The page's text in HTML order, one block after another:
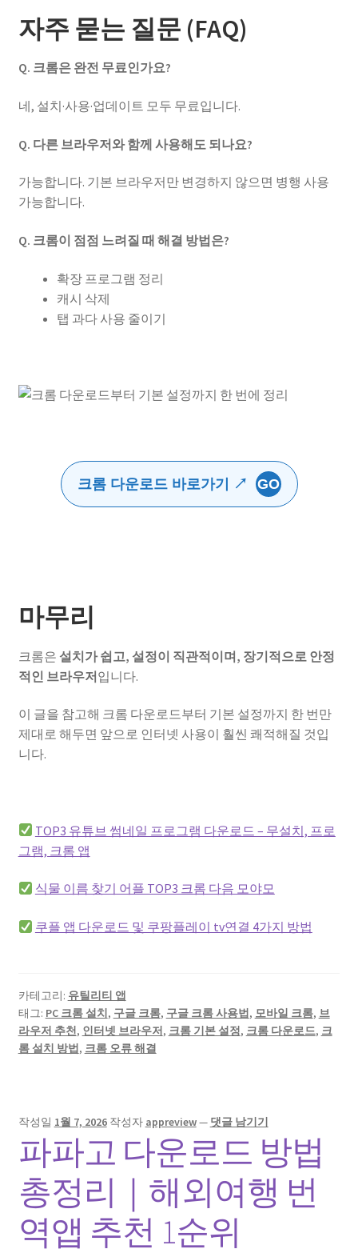
자주 묻는 질문 (FAQ)
Q. 크롬은 완전 무료인가요?
네, 설치·사용·업데이트 모두 무료입니다.
Q. 다른 브라우저와 함께 사용해도 되나요?
가능합니다. 기본 브라우저만 변경하지 않으면 병행 사용
가능합니다.
Q. 크롬이 점점 느려질 때 해결 방법은?
확장 프로그램 정리
캐시 삭제
탭 과다 사용 줄이기
크롬 다운로드 바로가기 ↗ GO
마무리
크롬은 설치가 쉽고, 설정이 직관적이며, 장기적으로 안정
적인 브라우저입니다.
이 글을 참고해 크롬 다운로드부터 기본 설정까지 한 번만
제대로 해두면 앞으로 인터넷 사용이 훨씬 쾌적해질 것입
니다.
TOP3 유튜브 썸네일 프로그램 다운로드 – 무설치, 프로
그램, 크롬 앱
식물 이름 찾기 어플 TOP3 크롬 다음 모야모
쿠플 앱 다운로드 및 쿠팡플레이 tv연결 4가지 방법
카테고리: 유틸리티 앱
태그: PC 크롬 설치, 구글 크롬, 구글 크롬 사용법, 모바일 크롬, 브
라우저 추천, 인터넷 브라우저, 크롬 기본 설정, 크롬 다운로드, 크
롬 설치 방법, 크롬 오류 해결
작성일 1월 7, 2026 작성자 appreview— 댓글 남기기
파파고 다운로드 방법
총정리｜해외여행 번
역앱 추천 1순위